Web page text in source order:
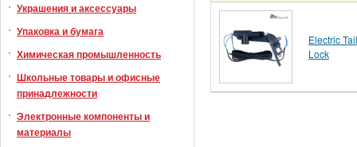
Украшения и аксессуары
Упаковка и бумага
Химическая промышленность
Школьные товары и офисные
принадлежности
Электронные компоненты и
материалы
Electric
Lock